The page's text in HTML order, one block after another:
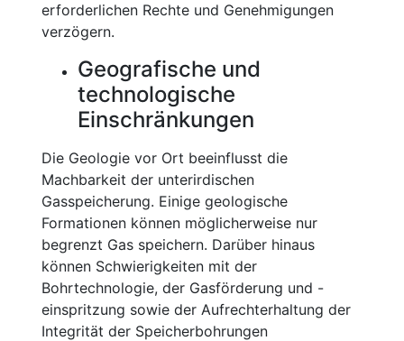
erforderlichen Rechte und Genehmigungen
verzögern.
Geografische und
technologische
Einschränkungen
Die Geologie vor Ort beeinflusst die
Machbarkeit der unterirdischen
Gasspeicherung. Einige geologische
Formationen können möglicherweise nur
begrenzt Gas speichern. Darüber hinaus
können Schwierigkeiten mit der
Bohrtechnologie, der Gasförderung und -
einspritzung sowie der Aufrechterhaltung der
Integrität der Speicherbohrungen